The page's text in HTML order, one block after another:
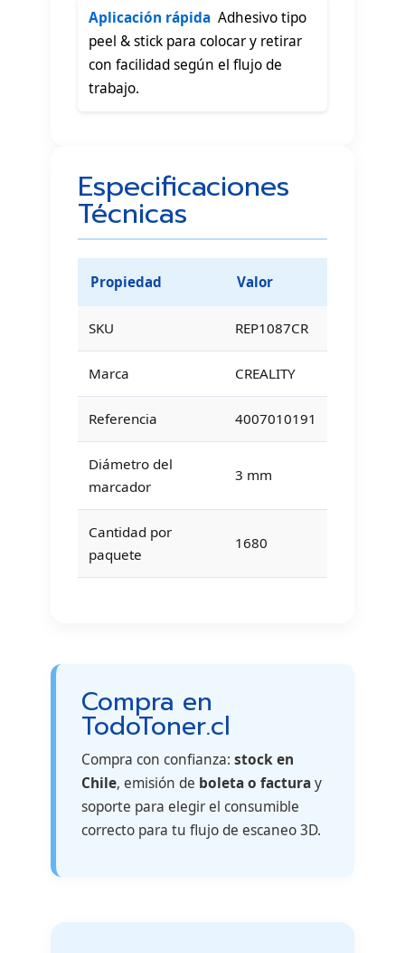
Aplicación rápida  Adhesivo tipo
peel & stick para colocar y retirar
con facilidad según el flujo de
trabajo.
Especificaciones
Técnicas
Propiedad Valor
SKU REP1087CR
Marca CREALITY
Referencia 4007010191
Diámetro del
marcador
3 mm
Cantidad por
paquete
1680
Compra en
TodoToner.cl
Compra con confianza: stock en
Chile, emisión de boleta o facturay
soporte para elegir el consumible
correcto para tu flujo de escaneo 3D.